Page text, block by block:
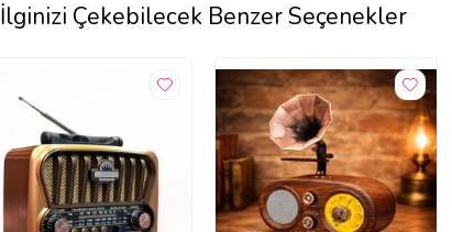
İlginizi Çekebilecek Benzer Seçenekler